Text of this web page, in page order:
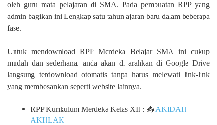
oleh guru mata pelajaran di SMA. Pada pembuatan RPP yang
admin bagikan ini Lengkap satu tahun ajaran baru dalam beberapa
fase.
Untuk mendownload RPP Merdeka Belajar SMA ini cukup
mudah dan sederhana. anda akan di arahkan di Google Drive
langsung terdownload otomatis tanpa harus melewati link-link
yang membosankan seperti website lainnya.
RPP Kurikulum Merdeka Kelas XII : 📥 AKIDAH
AKHLAK